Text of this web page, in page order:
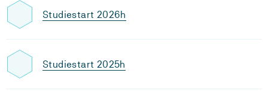
Studiestart 2026h
Studiestart 2025h